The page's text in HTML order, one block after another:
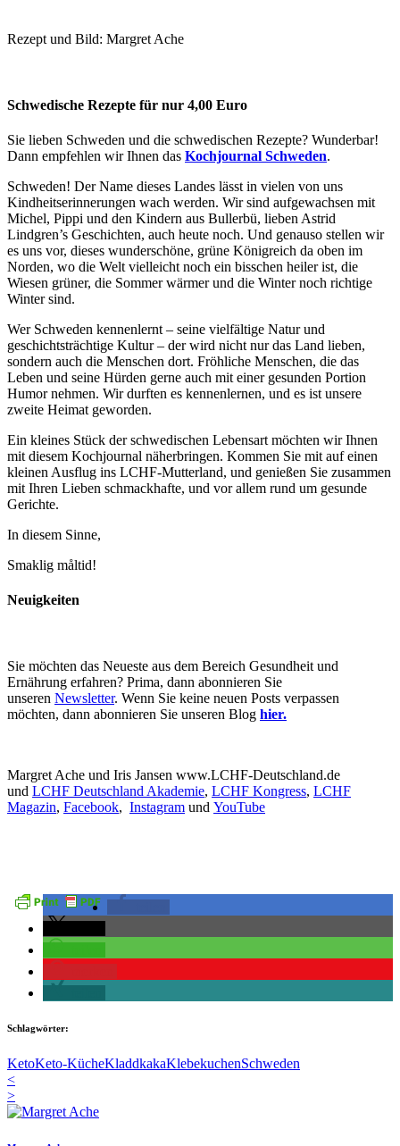
Rezept und Bild: Margret Ache
Schwedische Rezepte für nur 4,00 Euro
Sie lieben Schweden und die schwedischen Rezepte? Wunderbar!
Dann empfehlen wir Ihnen das Kochjournal Schweden.
Schweden! Der Name dieses Landes lässt in vielen von uns
Kindheitserinnerungen wach werden. Wir sind aufgewachsen mit
Michel, Pippi und den Kindern aus Bullerbü, lieben Astrid
Lindgren’s Geschichten, auch heute noch. Und genauso stellen wir
es uns vor, dieses wunderschöne, grüne Königreich da oben im
Norden, wo die Welt vielleicht noch ein bisschen heiler ist, die
Wiesen grüner, die Sommer wärmer und die Winter noch richtige
Winter sind.
Wer Schweden kennenlernt – seine vielfältige Natur und
geschichtsträchtige Kultur – der wird nicht nur das Land lieben,
sondern auch die Menschen dort. Fröhliche Menschen, die das
Leben und seine Hürden gerne auch mit einer gesunden Portion
Humor nehmen. Wir durften es kennenlernen, und es ist unsere
zweite Heimat geworden.
Ein kleines Stück der schwedischen Lebensart möchten wir Ihnen
mit diesem Kochjournal näherbringen. Kommen Sie mit auf einen
kleinen Ausflug ins LCHF-Mutterland, und genießen Sie zusammen
mit Ihren Lieben schmackhafte, und vor allem rund um gesunde
Gerichte.
In diesem Sinne,
Smaklig måltid!
Neuigkeiten
Sie möchten das Neueste aus dem Bereich Gesundheit und
Ernährung erfahren? Prima, dann abonnieren Sie
unseren Newsletter. Wenn Sie keine neuen Posts verpassen
möchten, dann abonnieren Sie unseren Blog hier.
Margret Ache und Iris Jansen www.LCHF-Deutschland.de
und LCHF Deutschland Akademie, LCHF Kongress, LCHF
Magazin, Facebook, Instagram und YouTube
Schlagwörter:
KetoKeto-KücheKladdkakaKlebekuchenSchweden
<
>